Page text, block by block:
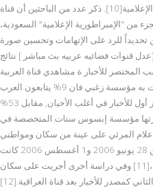
للنظام الحاكم وظهرت وكأنها ضمن آلته الإعلامية[10]. ذكر عدد من الباحثين أن قناة
من "الإمبراطورية الإعلامية" السعودية،
تحديداً للرد على الإتهامات وتحسين صورة
[1] شعبية القناة[عدل قنوات فضائيه عربيه بث مباشر ] نتائج
للأخبار ة مشاهدي قناة العربية
سنة 2008 بحسب استطلاع راى قامت به مؤسسة زغبي فان 9% يتابعون العرب
قنوات الاخبار العربية بث مباشر ية كمصدر أول للأخبار في أغلب الأحيان, مقابل 53%
مؤسسة إبسوس ستات المتخصصة في
المرئي على عينة من سكان ومواطني
المملكة العربية السعودية في الفترة ما بين 28 يونيو 2006 و1 أغسطس 2006 كانت
قناة العربية المصدر الأول للأخبار هناك،[11] وفي دراسة أخرى أجريت على سكان
العراق حصلت قناة العربية على المركز الثاني كمصدر للأخبار بعد قناة العراقية.[12]